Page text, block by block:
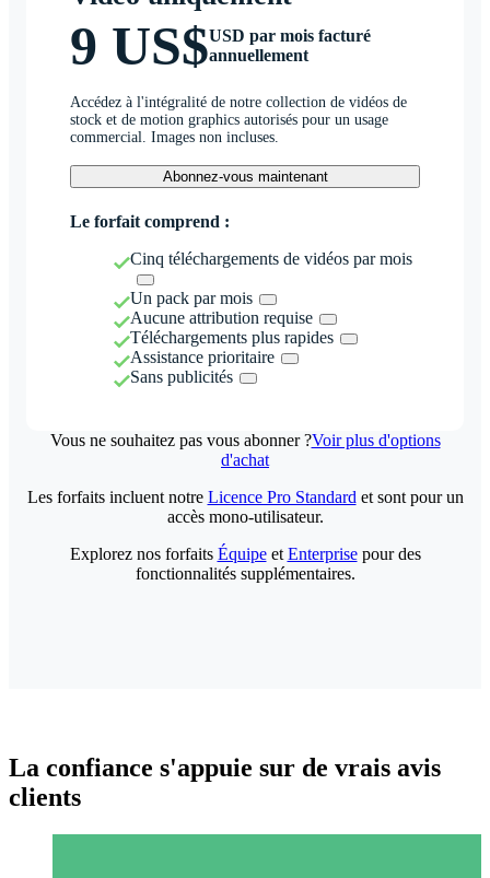
9 US$USD par mois facturé
annuellement
Accédez à l'intégralité de notre collection de vidéos de
stock et de motion graphics autorisés pour un usage
commercial. Images non incluses.
Abonnez-vous maintenant
Le forfait comprend :
Cinq téléchargements de vidéos par mois
Un pack par mois
Aucune attribution requise
Téléchargements plus rapides
Assistance prioritaire
Sans publicités
Vous ne souhaitez pas vous abonner ?Voir plus d'options
d'achat
Les forfaits incluent notre Licence Pro Standard et sont pour un
accès mono-utilisateur.
Explorez nos forfaits Équipeet Enterprisepour des
fonctionnalités supplémentaires.
La confiance s'appuie sur de vrais avis
clients